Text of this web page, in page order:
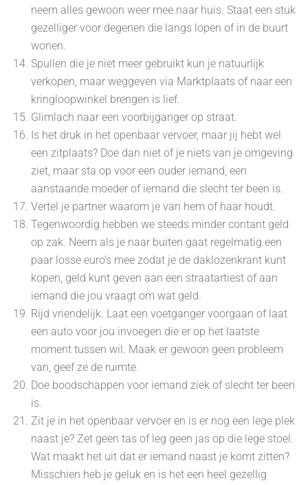
neem alles gewoon weer mee naar huis. Staat een stuk
gezelliger voor degenen die langs lopen of in de buurt
wonen.
Spullen die je niet meer gebruikt kun je natuurlijk
verkopen, maar weggeven via Marktplaats of naar een
kringloopwinkel brengen is lief.
Glimlach naar een voorbijganger op straat.
Is het druk in het openbaar vervoer, maar jij hebt wel
een zitplaats? Doe dan niet of je niets van je omgeving
ziet, maar sta op voor een ouder iemand, een
aanstaande moeder of iemand die slecht ter been is.
Vertel je partner waarom je van hem of haar houdt.
Tegenwoordig hebben we steeds minder contant geld
op zak. Neem als je naar buiten gaat regelmatig een
paar losse euro’s mee zodat je de daklozenkrant kunt
kopen, geld kunt geven aan een straatartiest of aan
iemand die jou vraagt om wat geld.
Rijd vriendelijk. Laat een voetganger voorgaan of laat
een auto voor jou invoegen die er op het laatste
moment tussen wil. Maak er gewoon geen probleem
van, geef ze de ruimte.
Doe boodschappen voor iemand ziek of slecht ter been
is.
Zit je in het openbaar vervoer en is er nog een lege plek
naast je? Zet geen tas of leg geen jas op die lege stoel.
Wat maakt het uit dat er iemand naast je komt zitten?
Misschien heb je geluk en is het een heel gezellig